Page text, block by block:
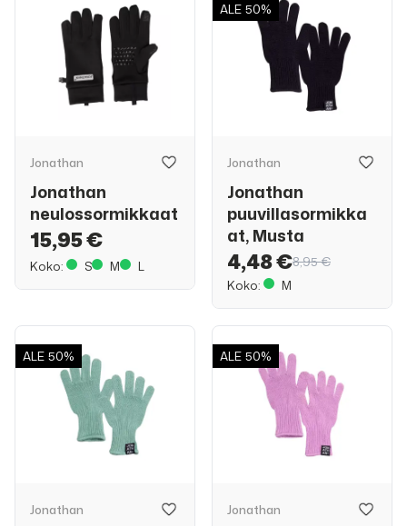
Jonathan
Jonathan
neulossormikkaat
15,95 €
Koko: S M L
ALE 50%
Jonathan
Jonathan
puuvillasormikka
at, Musta
4,48 €8,95 €
Koko:
M
ALE 50%
Jonathan
ALE 50%
Jonathan